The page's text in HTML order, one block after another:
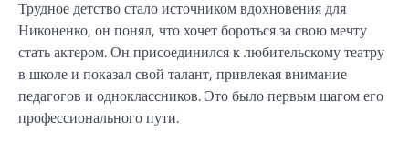
Трудное детство стало источником вдохновения для
Никоненко, он понял, что хочет бороться за свою мечту
стать актером. Он присоединился к любительскому театру
в школе и показал свой талант, привлекая внимание
педагогов и одноклассников. Это было первым шагом его
профессионального пути.